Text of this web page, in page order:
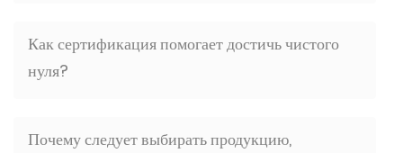
Как сертификация помогает достичь чистого
нуля?
Почему следует выбирать продукцию,